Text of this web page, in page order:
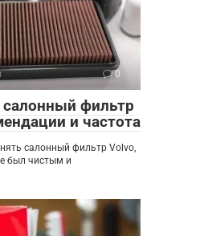
0
салонный фильтр
и частота
салонный фильтр Volvo,
был чистым и